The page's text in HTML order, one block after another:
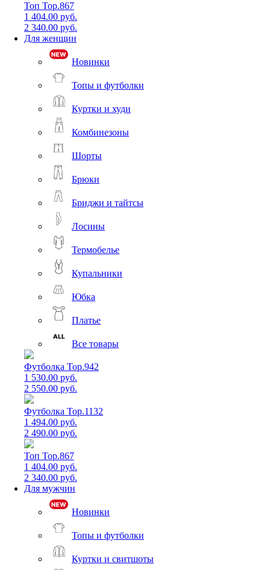
Топ Top.867
1 404.00 руб.
2 340.00 руб.
Для женщин
Новинки
Топы и футболки
Куртки и худи
Комбинезоны
Шорты
Брюки
Бриджи и тайтсы
Лосины
Термобелье
Купальники
Юбка
Платье
Все товары
Футболка Top.942
1 530.00 руб.
2 550.00 руб.
Футболка Top.1132
1 494.00 руб.
2 490.00 руб.
Топ Top.867
1 404.00 руб.
2 340.00 руб.
Для мужчин
Новинки
Топы и футболки
Куртки и свитшоты